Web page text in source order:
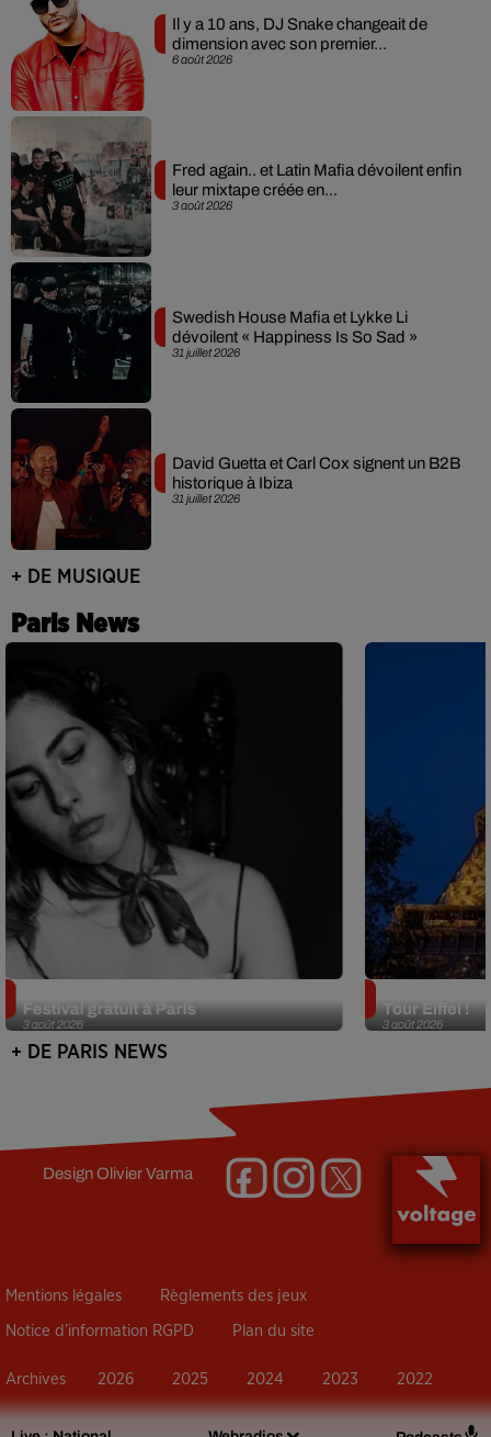
6 août 2026
Il y a 10 ans, DJ Snake changeait de
dimension avec son premier...
3 août 2026
Fred again.. et Latin Mafia dévoilent enfin
leur mixtape créée en...
31 juillet 2026
Swedish House Mafia et Lykke Li
dévoilent « Happiness Is So Sad »
31 juillet 2026
David Guetta et Carl Cox signent un B2B
historique à Ibiza
+ DE MUSIQUE
Paris News
3 août 2026
Festival gratuit à Paris
3 août 2026
Tour Eiffel !
+ DE PARIS NEWS
DesignOlivier Varma
Mentions légales Règlements des jeux
Notice d’information RGPD Plan du site
Archives 2026 2025 2024 2023 2022